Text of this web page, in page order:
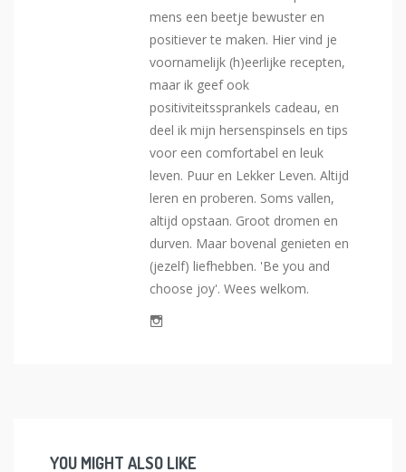
mens een beetje bewuster en
positiever te maken. Hier vind je
voornamelijk (h)eerlijke recepten,
maar ik geef ook
positiviteitssprankels cadeau, en
deel ik mijn hersenspinsels en tips
voor een comfortabel en leuk
leven. Puur en Lekker Leven. Altijd
leren en proberen. Soms vallen,
altijd opstaan. Groot dromen en
durven. Maar bovenal genieten en
(jezelf) liefhebben. 'Be you and
choose joy'. Wees welkom.
YOU MIGHT ALSO LIKE